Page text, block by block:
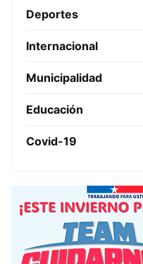
Deportes
Internacional
Municipalidad
Educación
Covid-19